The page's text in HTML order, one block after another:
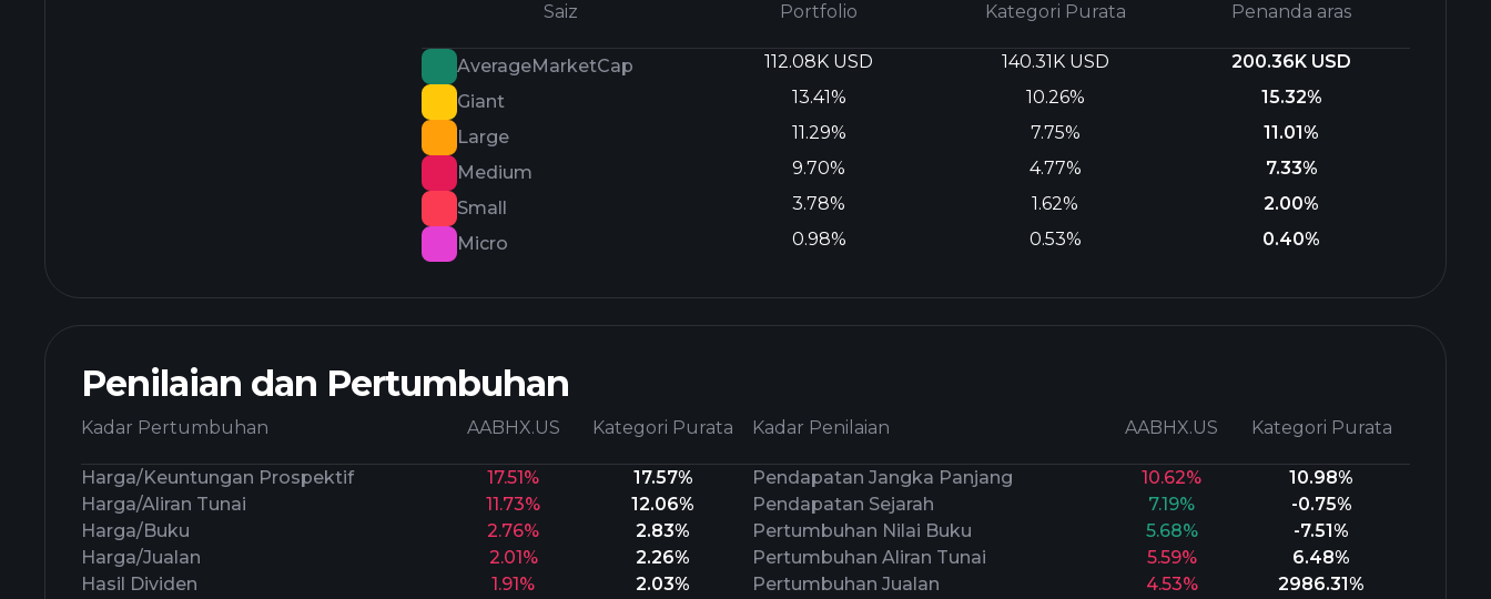
Saiz Portfolio Kategori Purata Penanda aras
AverageMarketCap 112.08K USD 140.31K USD
200.36K USD
Giant
13.41% 10.26%
15.32%
Large
11.29% 7.75%
11.01%
Medium
9.70% 4.77%
7.33%
Small
3.78% 1.62%
2.00%
Micro
0.98% 0.53% 0.40%
Penilaian dan Pertumbuhan
Kadar Pertumbuhan AABHX.US Kategori Purata
Harga/Keuntungan Prospektif 17.51%
17.57%
Harga/Aliran Tunai
11.73%
12.06%
Harga/Buku
2.76%
2.83%
Harga/Jualan
2.01%
2.26%
Hasil Dividen
1.91% 2.03%
Kadar Penilaian AABHX.US Kategori Purata
Pendapatan Jangka Panjang 10.62%
10.98%
Pendapatan Sejarah
7.19%
-0.75%
Pertumbuhan Nilai Buku
5.68%
-7.51%
Pertumbuhan Aliran Tunai
5.59%
6.48%
Pertumbuhan Jualan
4.53% 2986.31%